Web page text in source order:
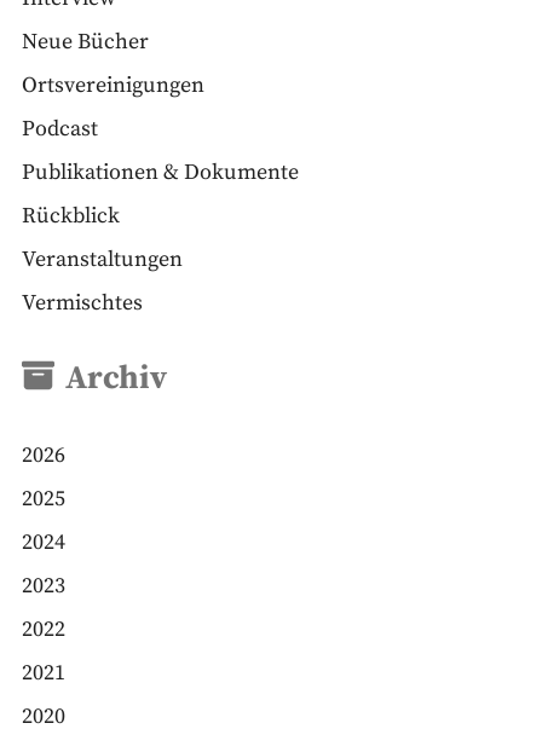
Neue Bücher
Ortsvereinigungen
Podcast
Publikationen & Dokumente
Rückblick
Veranstaltungen
Vermischtes
Archiv
2026
2025
2024
2023
2022
2021
2020